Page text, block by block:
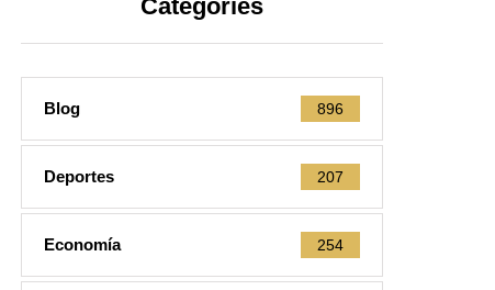
Categories
Blog 896
Deportes 207
Economía 254